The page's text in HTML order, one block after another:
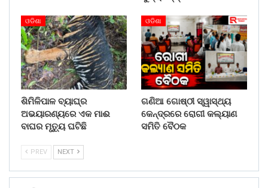
ଓଡିଶା
ଶିମିଳିପାଳ ବ୍ୟାଘ୍ର
ଅଭୟାରଣ୍ୟରେ ଏକ ମାଈ
ବାଘର ମୃତ୍ୟୁ ଘଟିଛି
ଓଡିଶା
ଗଣିଆ ଗୋଷ୍ଠୀ ସ୍ୱାସ୍ଥ୍ୟ
କେନ୍ଦ୍ରରେ ରୋଗୀ କଲ୍ୟାଣ
ସମିତି ବୈଠକ
PREV NEXT